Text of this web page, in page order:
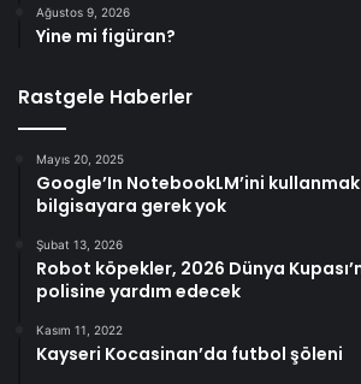
Ağustos 9, 2026
Yine mi figüran?
Rastgele Haberler
Mayıs 20, 2025
Google’In NotebookLM’ini
bilgisayara gerek yok
Şubat 13, 2026
Robot köpekler, 2026 Dünya
polisine yardım edecek
Kasım 11, 2022
Kayseri Kocasinan’da futbol şöleni